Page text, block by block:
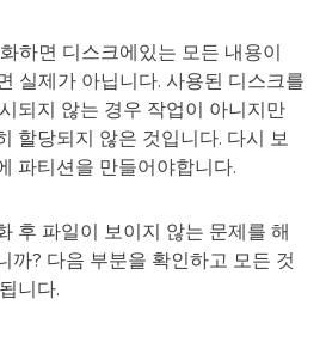
하면 디스크에있는 모든 내용이
실제가 아닙니다. 사용된 디스크를
되지 않는 경우 작업이 아니지만
할당되지 않은 것입니다. 다시 보
파티션을 만들어야합니다.
후 파일이 보이지 않는 문제를 해
까? 다음 부분을 확인하고 모든 것
니다.